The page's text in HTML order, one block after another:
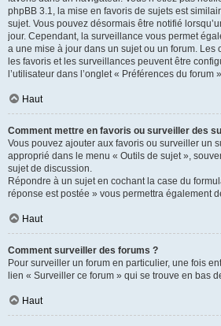
phpBB 3.1, la mise en favoris de sujets est
sujet. Vous pouvez désormais être notifié
jour. Cependant, la surveillance vous permet
a une mise à jour dans un sujet ou un forum. Les
les favoris et les surveillances peuvent être
l’utilisateur dans l’onglet « Préférences du forum
Haut
Comment mettre en favoris ou surveiller des
Vous pouvez ajouter aux favoris ou surveiller un
approprié dans le menu « Outils de sujet »,
sujet de discussion.
Répondre à un sujet en cochant la case du
réponse est postée » vous permettra également
Haut
Comment surveiller des forums ?
Pour surveiller un forum en particulier, une fois
lien « Surveiller ce forum » qui se trouve en bas
Haut